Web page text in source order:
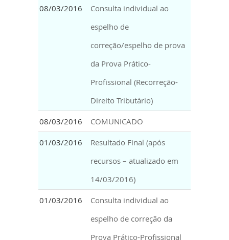
08/03/2016
Consulta individual ao
espelho de
correção/espelho de prova
da Prova Prático-
Profissional (Recorreção-
Direito Tributário)
08/03/2016 COMUNICADO
01/03/2016
Resultado Final (após
recursos – atualizado em
14/03/2016)
01/03/2016
Consulta individual ao
espelho de correção da
Prova Prático-Profissional